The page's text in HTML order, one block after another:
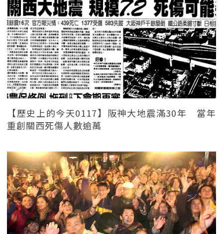
【歷史上的今天0117】阪神大地震滿30年 當年
重創關西死傷人數逾萬